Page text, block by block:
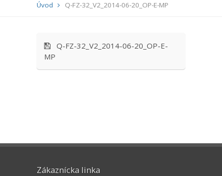
Úvod Q-FZ-32_V2_2014-06-20_OP-E-MP
Q-FZ-32_V2_2014-06-20_OP-E-
MP
Zákaznícka linka